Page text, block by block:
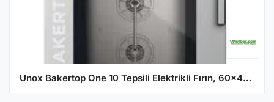
Unox Bakertop One 10 Tepsili Elektrikli Fırın, 60x40 cm, XEBC-10EU-E1R